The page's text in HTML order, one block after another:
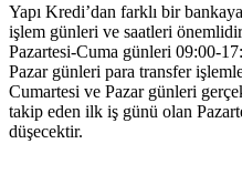
Yapı Kredi’dan farklı bir
işlem günleri ve saatleri
Pazartesi-Cuma günleri 09:00-
Pazar günleri para transfer
Cumartesi ve Pazar günleri
takip eden ilk iş günü olan
düşecektir.